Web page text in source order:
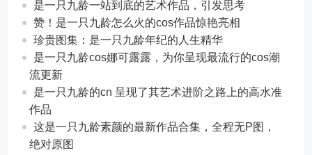
是一只九龄一站到底的艺术作品，引发思考
赞！是一只九龄怎么火的cos作品惊艳亮相
珍贵图集：是一只九龄年纪的人生精华
是一只九龄cos娜可露露，为你呈现最流行的cos潮
流更新
是一只九龄的cn 呈现了其艺术进阶之路上的高水准
作品
这是一只九龄素颜的最新作品合集，全程无P图，
绝对原图